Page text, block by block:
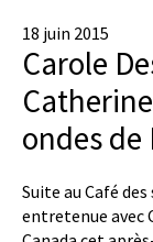
18 juin 2015
Carole
ondes de
Suite au Café des
entretenue avec